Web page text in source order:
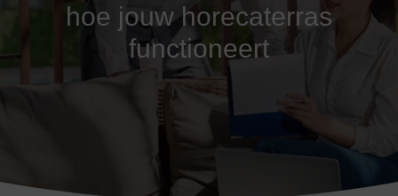
hoe jouw horecaterras
functioneert